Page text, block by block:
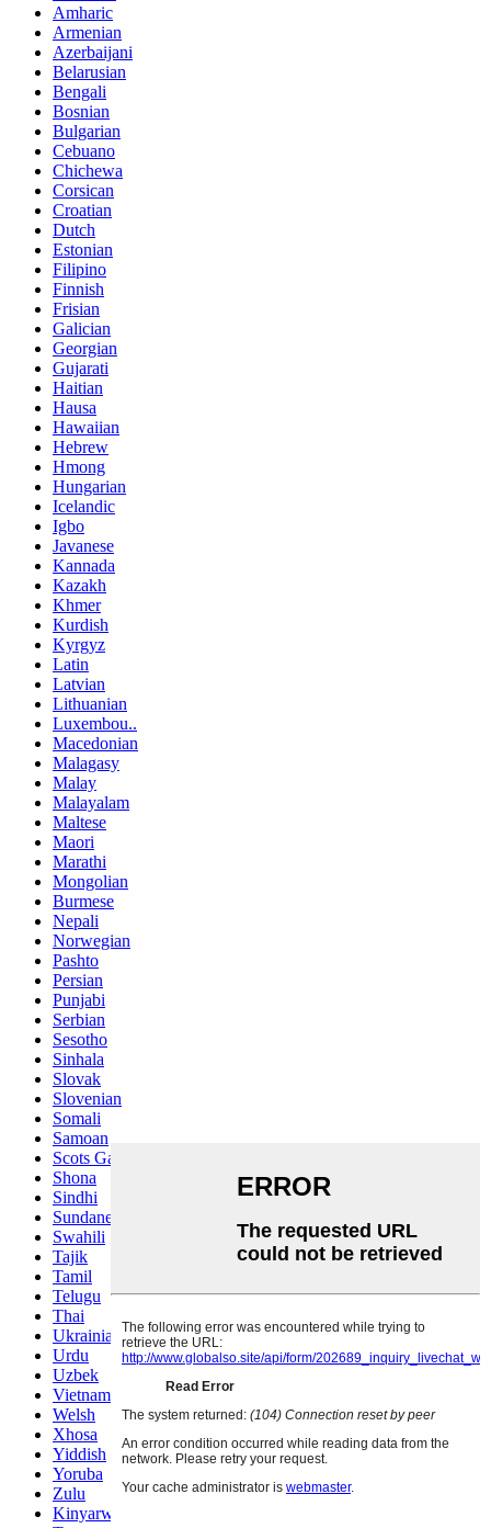
Amharic
Armenian
Azerbaijani
Belarusian
Bengali
Bosnian
Bulgarian
Cebuano
Chichewa
Corsican
Croatian
Dutch
Estonian
Filipino
Finnish
Frisian
Galician
Georgian
Gujarati
Haitian
Hausa
Hawaiian
Hebrew
Hmong
Hungarian
Icelandic
Igbo
Javanese
Kannada
Kazakh
Khmer
Kurdish
Kyrgyz
Latin
Latvian
Lithuanian
Luxembou..
Macedonian
Malagasy
Malay
Malayalam
Maltese
Maori
Marathi
Mongolian
Burmese
Nepali
Norwegian
Pashto
Persian
Punjabi
Serbian
Sesotho
Sinhala
Slovak
Slovenian
Somali
Samoan
Scots Gaelic
Shona
Sindhi
Sundanese
Swahili
Tajik
Tamil
Telugu
Thai
Ukrainian
Urdu
Uzbek
Vietnamese
Welsh
Xhosa
Yiddish
Yoruba
Zulu
Kinyarwanda